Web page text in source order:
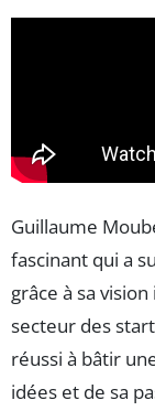
Guillaume
fascinant qui a
grâce à sa
secteur des
réussi à bâtir
idées et de sa